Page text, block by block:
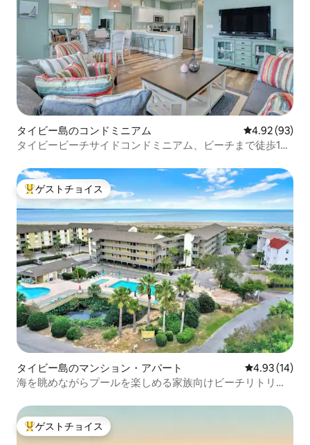
タイビー島のコンドミニアム レビュー93
4.92 (93)
タイビービーチサイドコンドミニアム、ビーチまで徒歩1
大好評のゲストチョイスです。
ゲストチョイス
タイビー島のマンション・アパート レビュー14
4.93 (14)
海を眺めながらプールを楽しめる家族向けビーチリトリー
大好評のゲストチョイスです。
ゲストチョイス